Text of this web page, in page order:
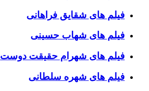
فیلم های شقایق فراهانی
فیلم های شهاب حسینی
فیلم های شهرام حقیقت دوست
فیلم های شهره سلطانی